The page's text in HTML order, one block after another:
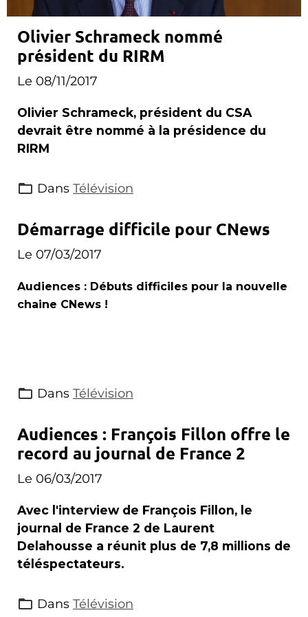
Olivier Schrameck nommé
président du RIRM
Le 08/11/2017
Olivier Schrameck, président du CSA
devrait être nommé à la présidence du
RIRM
Dans Télévision
Démarrage difficile pour CNews
Le 07/03/2017
Audiences : Débuts difficiles pour la nouvelle
chaine CNews !
Dans Télévision
Audiences : François Fillon offre le
record au journal de France 2
Le 06/03/2017
Avec l'interview de François Fillon, le
journal de France 2 de Laurent
Delahousse a réunit plus de 7,8 millions de
téléspectateurs.
Dans Télévision